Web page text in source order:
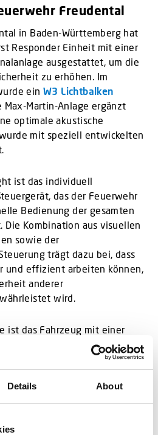
Details About
Freudental
in Baden-Württemberg hat
Responder Einheit mit einer
ausgestattet, um die
zu erhöhen. Im
ein W3 Lichtbalken
Martin-Anlage ergänzt
optimale akustische
mit speziell entwickelten
ist das individuell
das der Feuerwehr
Bedienung der gesamten
Die Kombination aus visuellen
sowie der
trägt dazu bei, dass
und effizient arbeiten können,
anderer
wird.
ist das Fahrzeug mit einer
maßgeschneiderten
um eine langfristige
Die Integration der
exakt auf die vorhandenen
Das First Responder